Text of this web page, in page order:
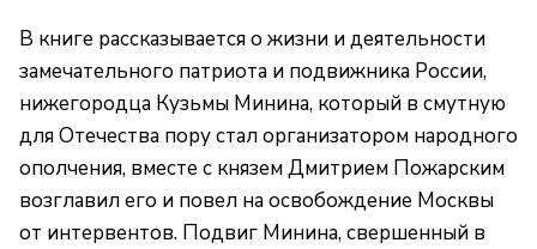
В книге рассказывается о жизни и деятельности
замечательного патриота и подвижника России,
нижегородца Кузьмы Минина, который в смутную
для Отечества пору стал организатором народного
ополчения, вместе с князем Дмитрием Пожарским
возглавил его и повел на освобождение Москвы
от интервентов. Подвиг Минина, свершенный в